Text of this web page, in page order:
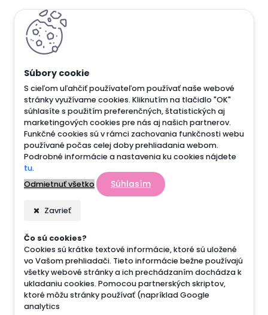
S cieľom uľahčiť používateľom používať naše webové
stránky využívame cookies. Kliknutím na tlačidlo "OK"
súhlasíte s použitím preferenčných, štatistických aj
marketingových cookies pre nás aj našich partnerov.
Funkčné cookies sú v rámci zachovania funkčnosti webu
používané počas celej doby prehliadania webom.
Podrobné informácie a nastavenia ku cookies nájdete
tu.
Odmietnuť všetko
Súhlasím
Zavrieť
Čo sú cookies?
Cookies sú krátke textové informácie, ktoré sú uložené
vo Vašom prehliadači. Tieto informácie bežne používajú
všetky webové stránky a ich prechádzaním dochádza k
ukladaniu cookies. Pomocou partnerských skriptov,
ktoré môžu stránky používať (napríklad Google
analytics